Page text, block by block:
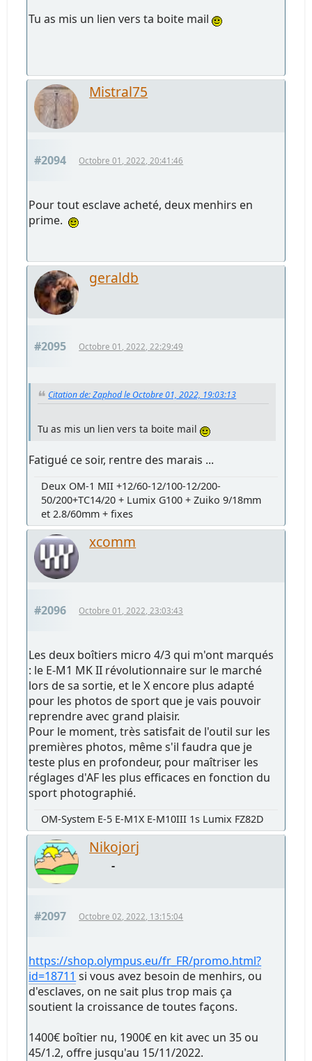
Tu as mis un lien vers ta boite mail
Mistral75
#2094 Octobre 01, 2022, 20:41:46
Pour tout esclave acheté, deux menhirs en
prime.
geraldb
#2095 Octobre 01, 2022, 22:29:49
Citation de: Zaphod le Octobre 01, 2022, 19:03:13
Tu as mis un lien vers ta boite mail
Fatigué ce soir, rentre des marais ...
Deux OM-1 MII +12/60-12/100-12/200-
50/200+TC14/20 + Lumix G100 + Zuiko 9/18mm
et 2.8/60mm + fixes
xcomm
#2096 Octobre 01, 2022, 23:03:43
Les deux boîtiers micro 4/3 qui m'ont marqués
: le E-M1 MK II révolutionnaire sur le marché
lors de sa sortie, et le X encore plus adapté
pour les photos de sport que je vais pouvoir
reprendre avec grand plaisir.
Pour le moment, très satisfait de l'outil sur les
premières photos, même s'il faudra que je
teste plus en profondeur, pour maîtriser les
réglages d'AF les plus efficaces en fonction du
sport photographié.
OM-System E-5 E-M1X E-M10III 1s Lumix FZ82D
Nikojorj
-
#2097 Octobre 02, 2022, 13:15:04
https://shop.olympus.eu/fr_FR/promo.html?
id=18711 si vous avez besoin de menhirs, ou
d'esclaves, on ne sait plus trop mais ça
soutient la croissance de toutes façons.
1400€ boîtier nu, 1900€ en kit avec un 35 ou
45/1.2, offre jusqu'au 15/11/2022.